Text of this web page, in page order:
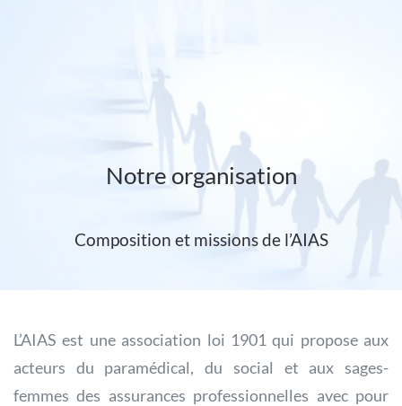
Notre organisation
Composition et missions de l’AIAS
L’AIAS est une association loi 1901 qui propose aux
acteurs du paramédical, du social et aux sages-
femmes des assurances professionnelles avec pour